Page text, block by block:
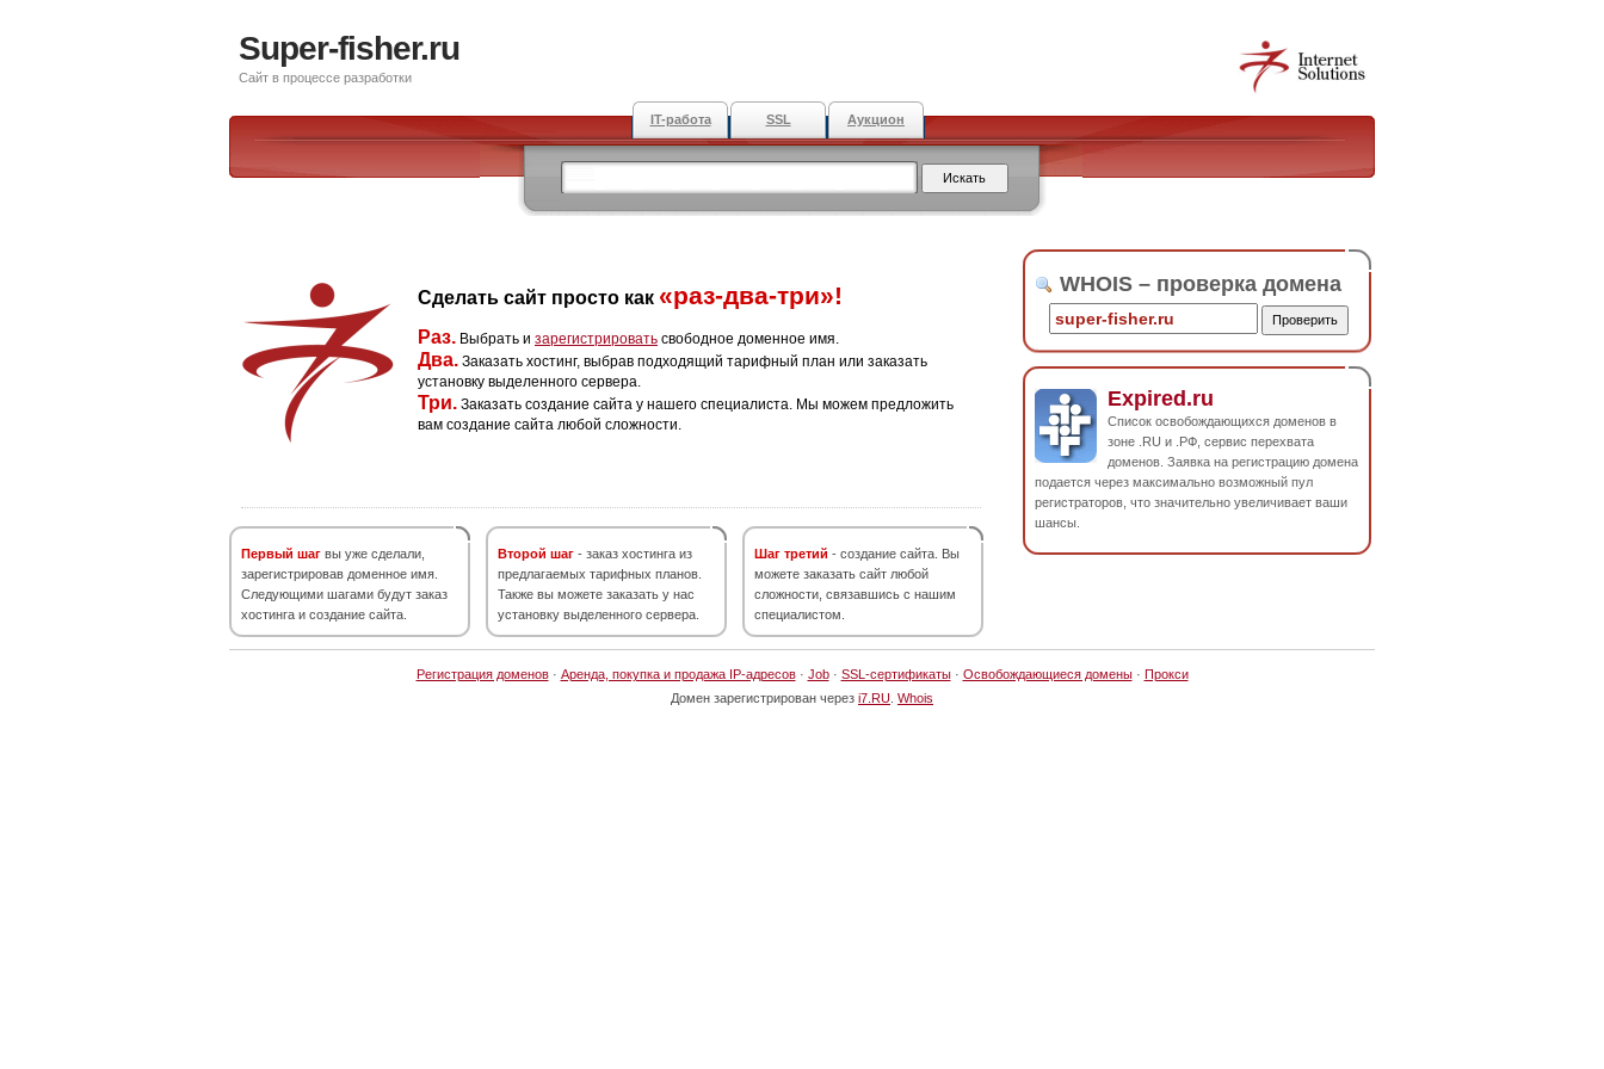
Super-fisher.ru
Сайт в процессе разработки
IT-работа SSL Аукцион
Сделать сайт просто как «раз-два-три»!
Раз. Выбрать и зарегистрировать свободное доменное имя.
Два. Заказать хостинг, выбрав подходящий тарифный план или заказать
установку выделенного сервера.
Три. Заказать создание сайта у нашего специалиста. Мы можем предложить
вам создание сайта любой сложности.
Первый шаг вы уже сделали,
зарегистрировав доменное имя.
Следующими шагами будут заказ
хостинга и создание сайта.
Второй шаг - заказ хостинга из
предлагаемых тарифных планов.
Также вы можете заказать у нас
установку выделенного сервера.
Шаг третий - создание сайта. Вы
можете заказать сайт любой
сложности, связавшись с нашим
специалистом.
WHOIS – проверка домена
Expired.ru
Список освобождающихся доменов в
зоне .RU и .РФ, сервис перехвата
доменов. Заявка на регистрацию домена
подается через максимально возможный пул
регистраторов, что значительно увеличивает ваши
шансы.
Регистрация доменов· Аренда, покупка и продажа IP-адресов· Job· SSL-сертификаты· Освобождающиеся домены· Прокси
Домен зарегистрирован через i7.RU Whois